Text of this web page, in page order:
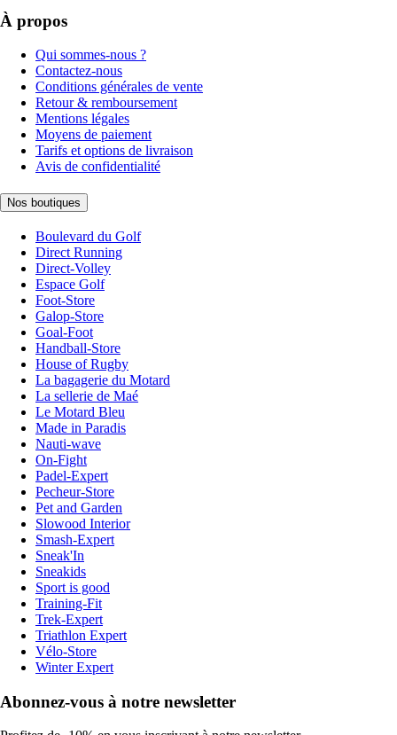
À propos
Qui sommes-nous ?
Contactez-nous
Conditions générales de vente
Retour & remboursement
Mentions légales
Moyens de paiement
Tarifs et options de livraison
Avis de confidentialité
Nos boutiques
Boulevard du Golf
Direct Running
Direct-Volley
Espace Golf
Foot-Store
Galop-Store
Goal-Foot
Handball-Store
House of Rugby
La bagagerie du Motard
La sellerie de Maé
Le Motard Bleu
Made in Paradis
Nauti-wave
On-Fight
Padel-Expert
Pecheur-Store
Pet and Garden
Slowood Interior
Smash-Expert
Sneak'In
Sneakids
Sport is good
Training-Fit
Trek-Expert
Triathlon Expert
Vélo-Store
Winter Expert
Abonnez-vous à notre newsletter